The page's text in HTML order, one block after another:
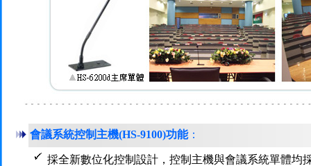
會議系統控制主機(HS-9100)功能：
採全新數位化控制設計，控制主機與會議系統單體均